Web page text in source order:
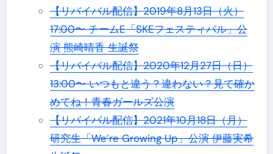
【リバイバル配信】2019年8月13日（火）
17:00〜 チームE「SKEフェスティバル」公
演 熊崎晴香 生誕祭
【リバイバル配信】2020年12月27日（日）
13:00〜 いつもと違う？違わない？見て確か
めてね！青春ガールズ公演
【リバイバル配信】2021年10月18日（月）
研究生「We’re Growing Up」公演 伊藤実希